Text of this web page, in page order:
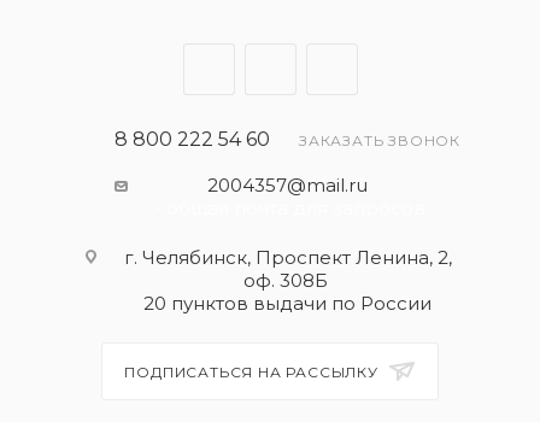
8 800 222 54 60 ЗАКАЗАТЬ ЗВОНОК
2004357@mail.ru
г. Челябинск, Проспект Ленина, 2,
оф. 308Б
20 пунктов выдачи по России
ПОДПИСАТЬСЯ НА РАССЫЛКУ